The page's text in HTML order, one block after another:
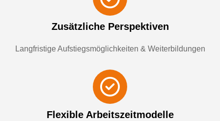
Zu­sätz­li­che Per­spek­ti­ven
Langfristige Aufstiegsmöglichkeiten & Weiterbildungen
Flexible Arbeitszeitmodelle